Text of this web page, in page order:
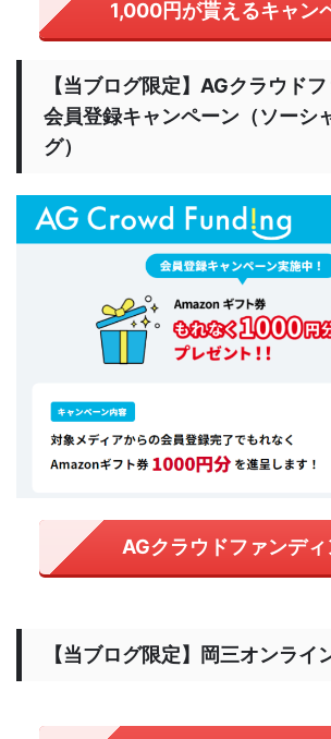
1,000円が貰えるキャン
【当ブログ限定】AGクラウド
会員登録キャンペーン（ソーシ
グ）
AGクラウドファンデ
【当ブログ限定】岡三オンライ